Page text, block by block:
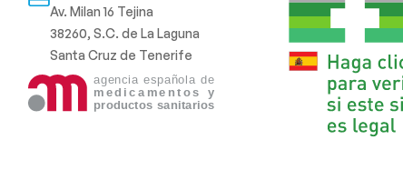
Av. Milan 16 Tejina
38260, S.C. de La Laguna
Santa Cruz de Tenerife